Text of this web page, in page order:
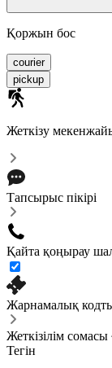
Қоржын бос
courier
pickup
Жеткізу
Тапсырыс пікірі
Қайта қоңырау
Жарнамалық кодты
Жеткізілім сомасы
Тегін